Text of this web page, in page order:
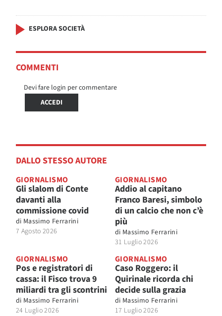
ESPLORA SOCIETÀ
COMMENTI
Devi fare login per commentare
ACCEDI
DALLO STESSO AUTORE
GIORNALISMO
Gli slalom di Conte
davanti alla
commissione covid
di Massimo Ferrarini
7 Agosto 2026
GIORNALISMO
Addio al capitano
Franco Baresi, simbolo
di un calcio che non c’è
più
di Massimo Ferrarini
31 Luglio 2026
GIORNALISMO
Pos e registratori di
cassa: il Fisco trova 9
miliardi tra gli scontrini
di Massimo Ferrarini
24 Luglio 2026
GIORNALISMO
Caso Roggero: il
Quirinale ricorda chi
decide sulla grazia
di Massimo Ferrarini
17 Luglio 2026